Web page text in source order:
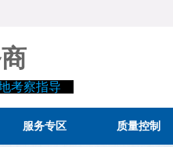
考察指导
服务专区 质量控制